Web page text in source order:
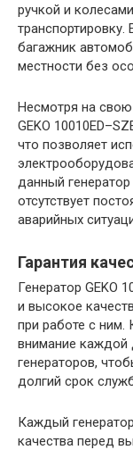
ручкой и
багажник
местности без
Несмотря на свою
GEKO
что позволяет
данный
отсутствует
аварийных
Гарантия
Генератор GEKO
и высокое
при работе с ним.
внимание каждой
генераторов,
долгий срок
Каждый
качества перед